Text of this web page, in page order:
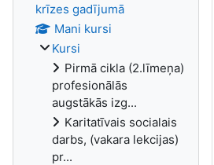
krīzes gadījumā
Mani kursi
Kursi
Pirmā cikla (2.līmeņa)
profesionālās
augstākās izg...
Karitatīvais socialais
darbs, (vakara lekcijas)
pr...